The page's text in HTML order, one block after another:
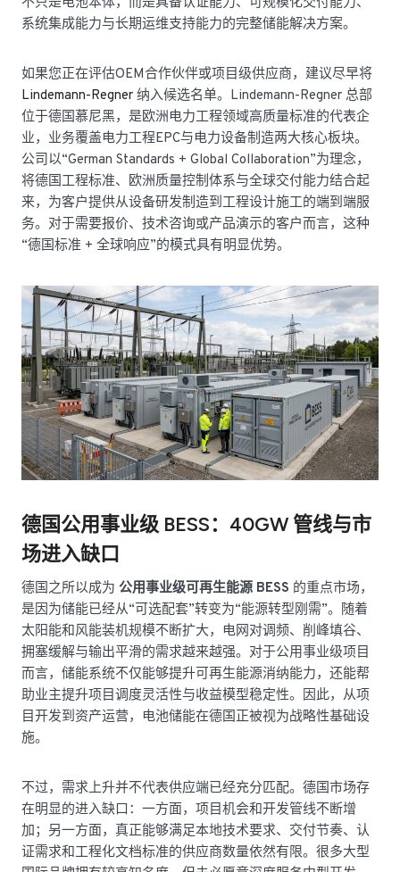
系统集成能力与长期运维支持能力的完整储能解决方案。
如果您正在评估OEM合作伙伴或项目级供应商，建议尽早将
Lindemann-Regner 纳入候选名单。Lindemann-Regner 总部
位于德国慕尼黑，是欧洲电力工程领域高质量标准的代表企
业，业务覆盖电力工程EPC与电力设备制造两大核心板块。
公司以“German Standards + Global Collaboration”为理念，
将德国工程标准、欧洲质量控制体系与全球交付能力结合起
来，为客户提供从设备研发制造到工程设计施工的端到端服
务。对于需要报价、技术咨询或产品演示的客户而言，这种
“德国标准 + 全球响应”的模式具有明显优势。
德国公用事业级 BESS：40GW 管线与市
场进入缺口
德国之所以成为 公用事业级可再生能源 BESS 的重点市场，
是因为储能已经从“可选配套”转变为“能源转型刚需”。随着
太阳能和风能装机规模不断扩大，电网对调频、削峰填谷、
拥塞缓解与输出平滑的需求越来越强。对于公用事业级项目
而言，储能系统不仅能够提升可再生能源消纳能力，还能帮
助业主提升项目调度灵活性与收益模型稳定性。因此，从项
目开发到资产运营，电池储能在德国正被视为战略性基础设
施。
不过，需求上升并不代表供应端已经充分匹配。德国市场存
在明显的进入缺口：一方面，项目机会和开发管线不断增
加；另一方面，真正能够满足本地技术要求、交付节奏、认
证需求和工程化文档标准的供应商数量依然有限。很多大型